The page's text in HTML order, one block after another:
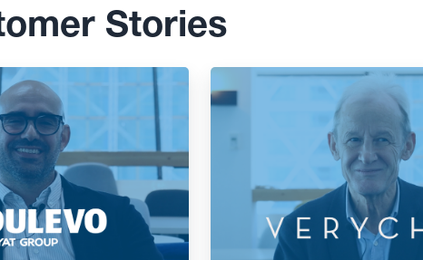
Stories